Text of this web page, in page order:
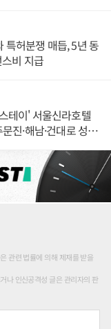
특허분쟁 매듭, 5년 동
비 지급
테이' 서울신라호텔
진·해남·건대로 성
관련 법률에 의해 제재를 받을
나 인신공격성 글은 관리자의 판